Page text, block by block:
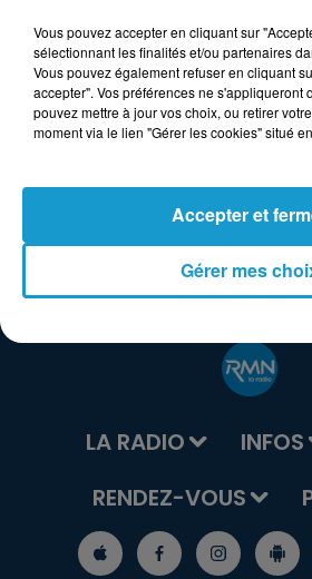
LA RADIO INFOS
RENDEZ-VOUS
Vous pouvez accepter en cliquant sur
sélectionnant les finalités et/ou partenaires
Vous pouvez également refuser en cliquant
accepter". Vos préférences ne s'appliqueront
pouvez mettre à jour vos choix, ou retirer
moment via le lien "Gérer les cookies" situé
Gérer mes
Accepter et